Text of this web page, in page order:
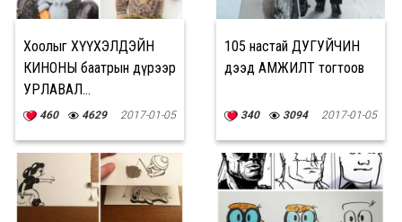
Хоолыг ХҮҮХЭЛДЭЙН
КИНОНЫ баатрын дүрээр
УРЛАВАЛ...
460 4629 2017-01-05
105 настай ДУГУЙЧИН
дээд АМЖИЛТ тогтоов
340 3094 2017-01-05